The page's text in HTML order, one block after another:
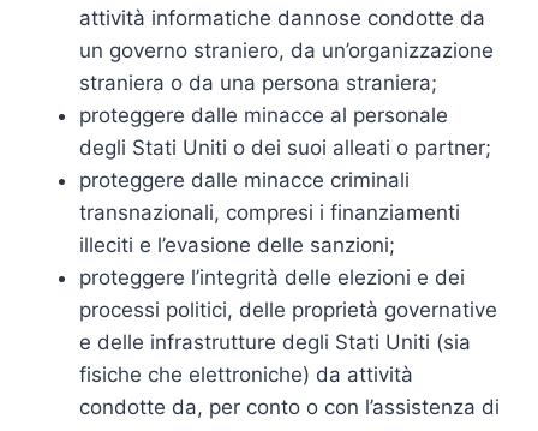
attività informatiche dannose condotte da
un governo straniero, da un’organizzazione
straniera o da una persona straniera;
proteggere dalle minacce al personale
degli Stati Uniti o dei suoi alleati o partner;
proteggere dalle minacce criminali
transnazionali, compresi i finanziamenti
illeciti e l’evasione delle sanzioni;
proteggere l’integrità delle elezioni e dei
processi politici, delle proprietà governative
e delle infrastrutture degli Stati Uniti (sia
fisiche che elettroniche) da attività
condotte da, per conto o con l’assistenza di